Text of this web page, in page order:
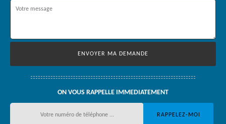
ON VOUS RAPPELLE IMMEDIATEMENT